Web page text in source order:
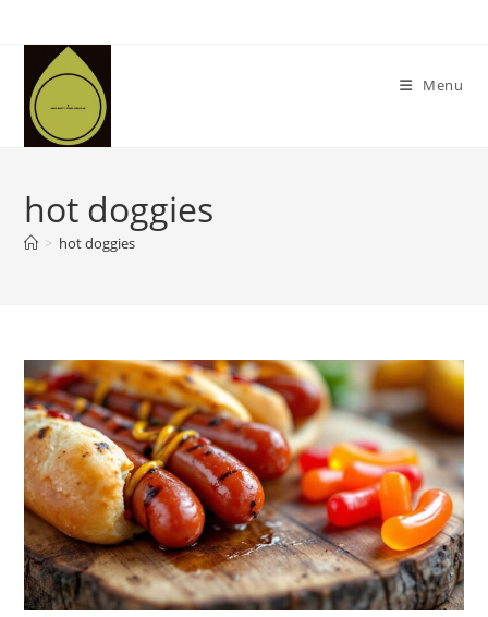
content
Menu
hot doggies
> hot doggies